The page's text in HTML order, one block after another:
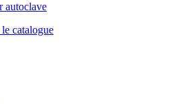
autoclave
catalogue